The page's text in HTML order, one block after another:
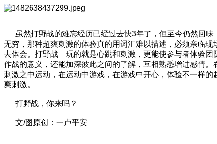
虽然打野战的难忘经历已经过去快3年了，但至今仍然回味
无穷，那种超爽刺激的体验真的用词汇难以描述，必须亲临现
去体会。打野战，玩的就是心跳和刺激，更能使参与者体验团
作战的意义，还能加深彼此之间的了解，互相熟悉增进感情。
刺激之中运动，在运动中游戏，在游戏中开心，体验不一样的
爽刺激。
打野战，你来吗？
文/图原创：一卢平安